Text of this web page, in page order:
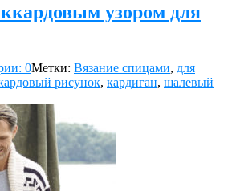
узором для
0Метки: Вязание спицами, для
рисунок, кардиган, шалевый